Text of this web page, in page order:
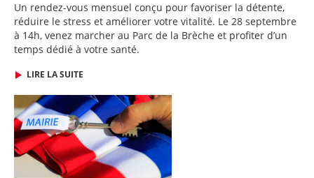
Un rendez-vous mensuel conçu pour favoriser la détente,
réduire le stress et améliorer votre vitalité. Le 28 septembre
à 14h, venez marcher au Parc de la Brèche et profiter d’un
temps dédié à votre santé.
LIRE LA SUITE